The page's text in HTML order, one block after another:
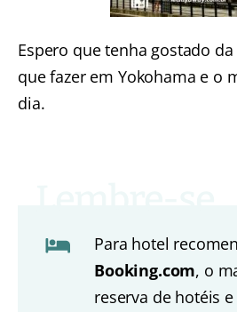
Espero que tenha gostado
que fazer em Yokohama e o
dia.
Para hotel
Booking.com, o
reserva de hotéis